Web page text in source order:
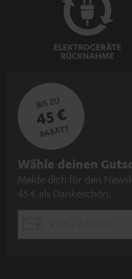
BIS ZU
45 €
RABATT
N
e
w
Wähle deinen
Melde dich für den
45 € als Dankeschön.